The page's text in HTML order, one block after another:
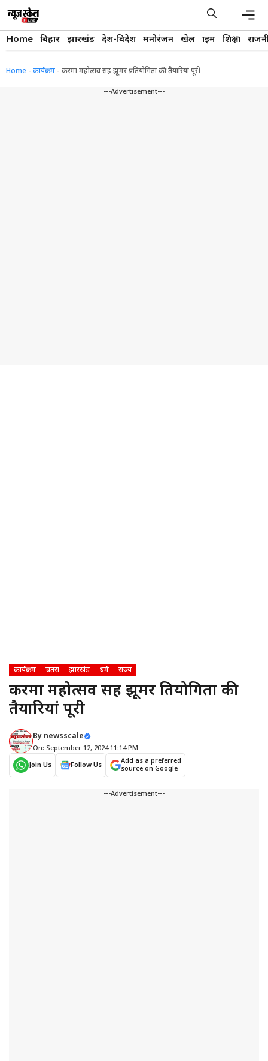
content
Home बिहार झारखंड देश-विदेश मनोरंजन खेल क्राइम शिक्षा
Home - कार्यक्रम - करमा महोत्सव सह झूमर प्रतियोगिता की तैयारियां पूरी
---Advertisement---
कार्यक्रम चतरा झारखंड धर्म राज्य
करमा महोत्सव सह झूमर प्रतियोगिता की
तैयारियां पूरी
By newsscale
On: September 12, 2024 11:14 PM
Join Us
Follow Us
Add as a preferred
source on Google
---Advertisement---